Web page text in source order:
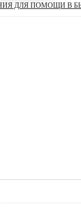
ДЛЯ ПОМОЩИ В